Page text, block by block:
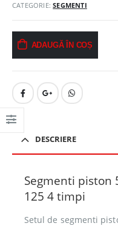
CATEGORIE:SEGMENTI
ADAUGĂ ÎN COȘ
DESCRIERE
Segmenti piston
125 4 timpi
Setul de segmenti